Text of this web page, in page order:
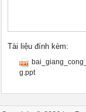
Tài liệu đính kèm:
g.ppt